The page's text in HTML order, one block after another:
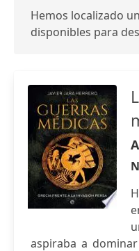
Hemos localizado
disponibles para
aspiraba a